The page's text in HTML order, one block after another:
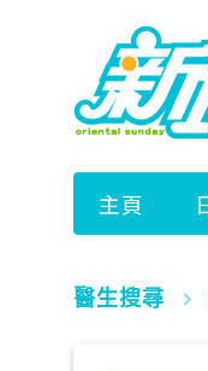
醫生搜尋